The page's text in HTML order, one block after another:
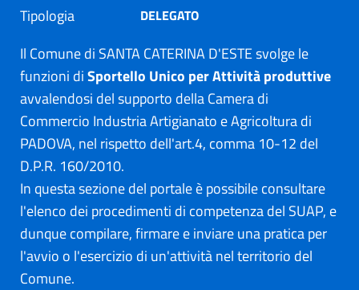
Tipologia DELEGATO
Il Comune di SANTA CATERINA D'ESTE svolge le
funzioni diSportello Unico per Attività produttive
avvalendosi del supporto della Camera di
Commercio Industria Artigianato e Agricoltura di
PADOVA, nel rispetto dell'art.4, comma 10-12 del
D.P.R. 160/2010.
In questa sezione del portale è possibile consultare
l'elenco dei procedimenti di competenza del SUAP, e
dunque compilare, firmare e inviare una pratica per
l'avvio o l'esercizio di un'attività nel territorio del
Comune.